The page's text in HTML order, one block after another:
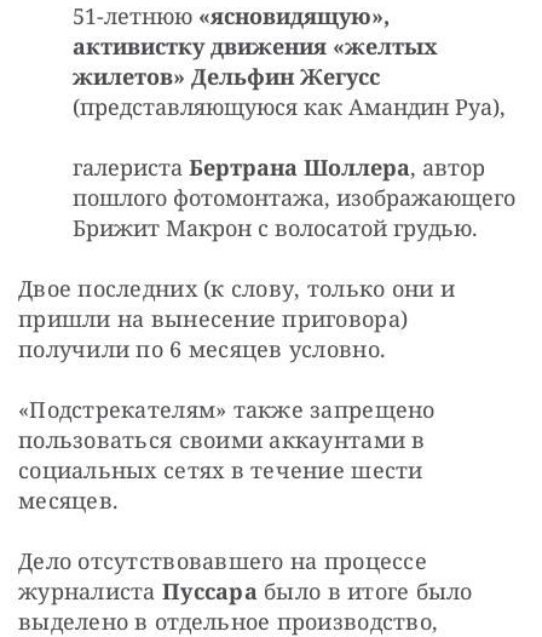
51-летнюю «ясновидящую»,
активистку движения «желтых
жилетов» Дельфин Жегусс
(представляющуюся как Амандин Руа),
галериста Бертрана Шоллера, автор
пошлого фотомонтажа, изображающего
Брижит Макрон с волосатой грудью.
Двое последних (к слову, только они и
пришли на вынесение приговора)
получили по 6 месяцев условно.
«Подстрекателям» также запрещено
пользоваться своими аккаунтами в
социальных сетях в течение шести
месяцев.
Дело отсутствовавшего на процессе
журналиста Пуссара было в итоге было
выделено в отдельное производство,